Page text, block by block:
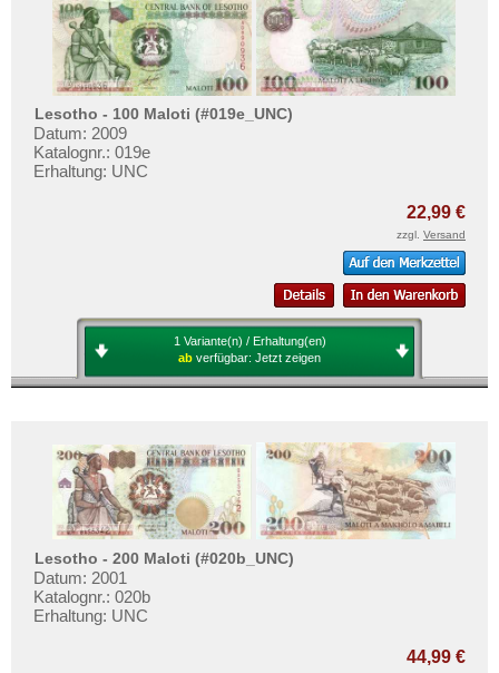
Lesotho - 100 Maloti (#019e_UNC)
Datum: 2009
Katalognr.: 019e
Erhaltung: UNC
22,99 €
zzgl. Versand
1 Variante(n) / Erhaltung(en)
ab verfügbar: Jetzt zeigen
Lesotho - 200 Maloti (#020b_UNC)
Datum: 2001
Katalognr.: 020b
Erhaltung: UNC
44,99 €